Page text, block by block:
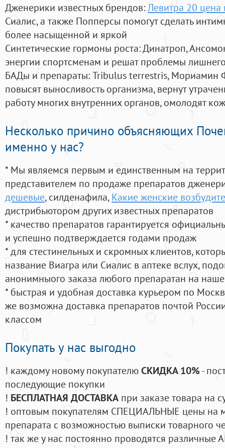
Дженерики известных брендов:Левитра 20 цена
Сиалис, а также Попперсы помогут сделать
более насыщенной и яркой
Синтетические гормоны роста: Динатроп,
энергии спортсменам и решат проблемы
БАДы и препараты:Tribulus terrestris, Мориамин
повысят выносливость организма, вернут
работу многих внутренних органов, омолодят
Несколько причино объясняющих
именно у нас?
* Мы являемся первым и единственным на
представителем по продаже препаратов
дешевые, силденафила, Какие женские
дистрибьютором других известных препаратов
* качество препаратов гарантируется
и успешно подтверждается годами продаж
* для стестинельных и скромных клиентов,
название Виагра или Сиалис в аптеке вслух,
анонимныого заказа любого препаратан на
* быстрая и удобная доставка курьером по
же возможна доставка препаратов почтой
классом
Покупать у нас выгодно
! каждому новому покупателюСКИДКА 10%-
последующие покупки
! БЕСПЛАТНАЯ ДОСТАВКА при заказе товара на
! оптовым покупателям СПЕЦИАЛЬНЫЕ цены на
препарата с возможностью выписки товарного
! так же у нас постоянно проводятся